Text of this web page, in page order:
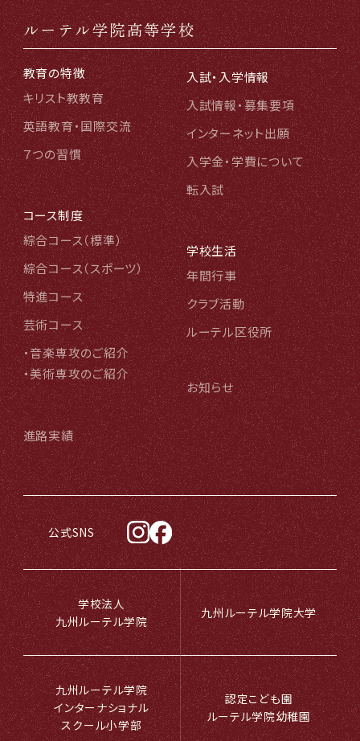
ルーテル学院高等学校
教育の特徴
キリスト教教育
英語教育・国際交流
７つの習慣
コース制度
綜合コース（標準）
綜合コース（スポーツ）
特進コース
芸術コース
・音楽専攻のご紹介
・美術専攻のご紹介
進路実績
入試・入学情報
入試情報・募集要項
インターネット出願
入学金・学費について
転入試
学校生活
年間行事
クラブ活動
ルーテル区役所
お知らせ
公式SNS
学校法人
九州ルーテル学院
九州ルーテル学院大学
九州ルーテル学院
インターナショナル
スクール小学部
認定こども園
ルーテル学院幼稚園